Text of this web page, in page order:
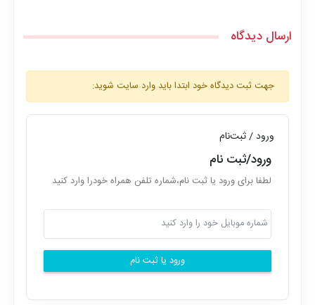
ارسال دیدگاه
جهت ثبت دیدگاه خود ابتدا باید وارد سایت شوید:
ورود / ثبت‌نام
ورود/ثبت نام
لطفا برای ورود یا ثبت نام،شماره تلفن همراه خودرا وارد کنید
ورود یا ثبت نام